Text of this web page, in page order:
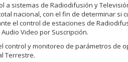
a sistemas de Radiodifusión y
nacional, con el fin de determinar
el control de estaciones de
Video por Suscripción.
control y monitoreo de parámetros de
Terrestre.